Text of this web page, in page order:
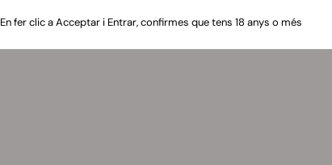
En fer clic a Acceptar i Entrar, confirmes que tens 18 anys o més